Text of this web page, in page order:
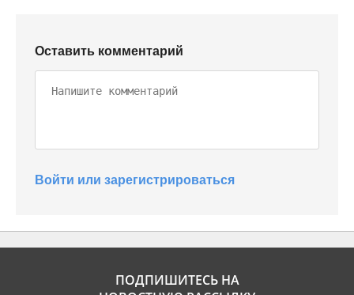
Оставить комментарий
Войти или зарегистрироваться
ПОДПИШИТЕСЬ НА